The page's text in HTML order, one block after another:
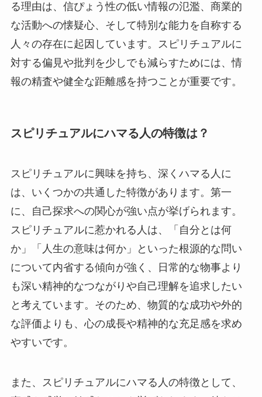
る理由は、信ぴょう性の低い情報の氾濫、商業的
な活動への懐疑心、そして特別な能力を自称する
人々の存在に起因しています。スピリチュアルに
対する偏見や批判を少しでも減らすためには、情
報の精査や健全な距離感を持つことが重要です。
スピリチュアルにハマる人の特徴は？
スピリチュアルに興味を持ち、深くハマる人に
は、いくつかの共通した特徴があります。第一
に、自己探求への関心が強い点が挙げられます。
スピリチュアルに惹かれる人は、「自分とは何
か」「人生の意味は何か」といった根源的な問い
について内省する傾向が強く、日常的な物事より
も深い精神的なつながりや自己理解を追求したい
と考えています。そのため、物質的な成功や外的
な評価よりも、心の成長や精神的な充足感を求め
やすいです。
また、スピリチュアルにハマる人の特徴として、